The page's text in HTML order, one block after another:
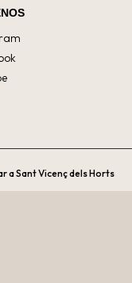
a Sant Vicenç dels Horts